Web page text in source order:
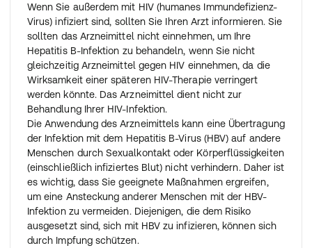
Wenn Sie außerdem mit HIV (humanes Immundefizienz-
Virus) infiziert sind, sollten Sie Ihren Arzt informieren. Sie
sollten das Arzneimittel nicht einnehmen, um Ihre
Hepatitis B-Infektion zu behandeln, wenn Sie nicht
gleichzeitig Arzneimittel gegen HIV einnehmen, da die
Wirksamkeit einer späteren HIV-Therapie verringert
werden könnte. Das Arzneimittel dient nicht zur
Behandlung Ihrer HIV-Infektion.
Die Anwendung des Arzneimittels kann eine Übertragung
der Infektion mit dem Hepatitis B-Virus (HBV) auf andere
Menschen durch Sexualkontakt oder Körperflüssigkeiten
(einschließlich infiziertes Blut) nicht verhindern. Daher ist
es wichtig, dass Sie geeignete Maßnahmen ergreifen,
um eine Ansteckung anderer Menschen mit der HBV-
Infektion zu vermeiden. Diejenigen, die dem Risiko
ausgesetzt sind, sich mit HBV zu infizieren, können sich
durch Impfung schützen.